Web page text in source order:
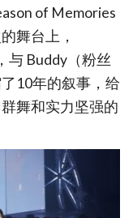
of Memories
舞台上，
与 Buddy（粉丝
10年的叙事，给
舞和实力坚强的